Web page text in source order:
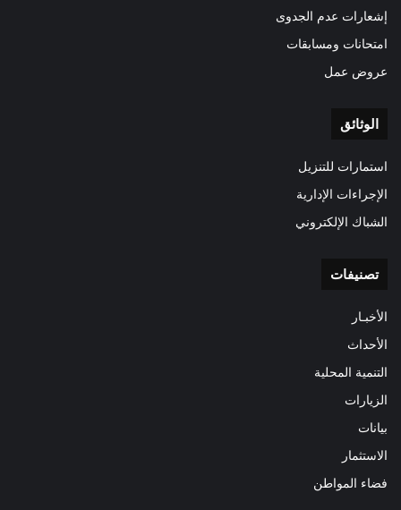
إشعارات عدم الجدوى
امتحانات ومسابقات
عروض عمل
الوثائق
استمارات للتنزيل
الإجراءات الإدارية
الشباك الإلكتروني
تصنيفات
الأخبـار
الأحداث
التنمية المحلية
الزيارات
بيانات
الاستثمار
فضاء المواطن